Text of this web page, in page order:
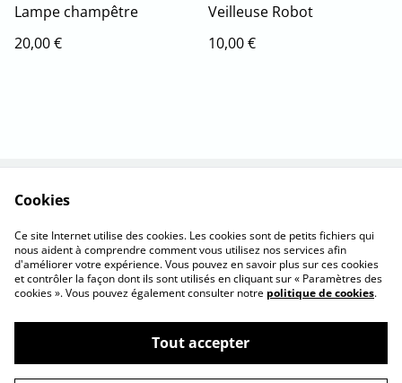
Lampe champêtre
20,00 €
Veilleuse Robot
10,00 €
C.G. d'utilisation
Confidentialité
Cookies
©2026Valcréation
Cookies
Ce site Internet utilise des cookies. Les cookies sont de petits fichiers qui
nous aident à comprendre comment vous utilisez nos services afin
d'améliorer votre expérience. Vous pouvez en savoir plus sur ces cookies
et contrôler la façon dont ils sont utilisés en cliquant sur « Paramètres des
cookies ». Vous pouvez également consulter notre politique de cookies.
Tout accepter